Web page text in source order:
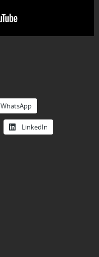
WhatsApp
LinkedIn